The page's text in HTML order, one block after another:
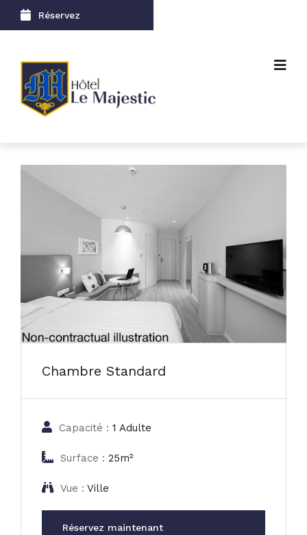
Réservez
Chambre Standard
Capacité : 1 Adulte
Surface : 25m²
Vue : Ville
Réservez maintenant